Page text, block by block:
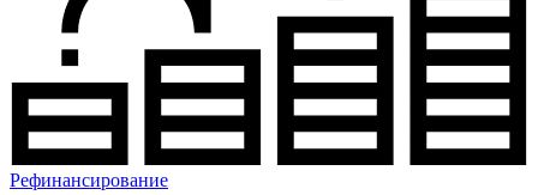
Рефинансирование